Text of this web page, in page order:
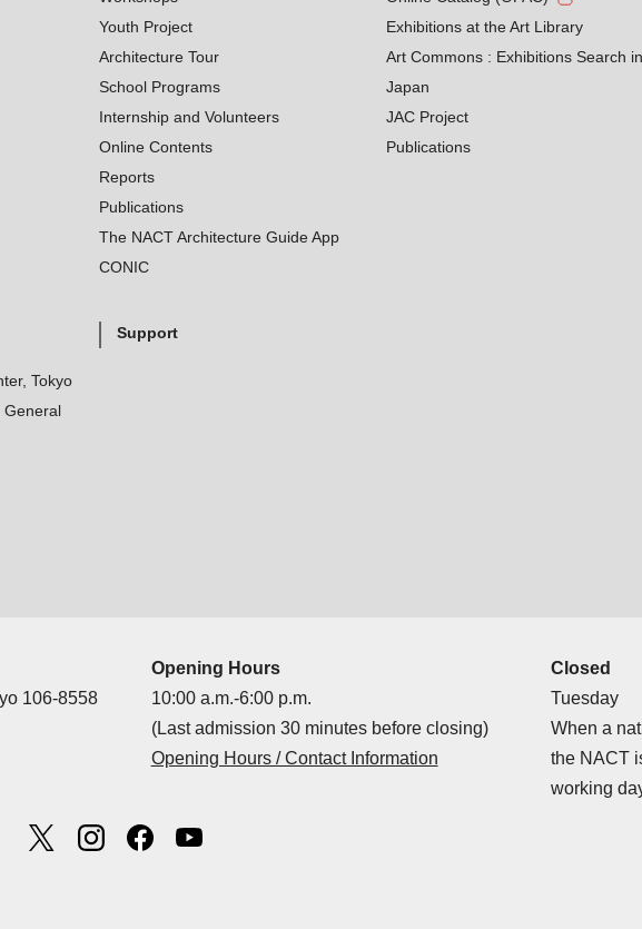
Youth Project
Architecture Tour
School Programs
Internship and Volunteers
Online Contents
Reports
Publications
The NACT Architecture Guide App
CONIC
Exhibitions at the Art Library
Art Commons : Exhibitions Search in
Japan
JAC Project
Publications
Tokyo
General
Support
106-8558
Opening Hours
10:00 a.m.-6:00 p.m.
(Last admission 30 minutes before closing)
Opening Hours / Contact Information
Closed
Tuesday
When a
the NACT
working